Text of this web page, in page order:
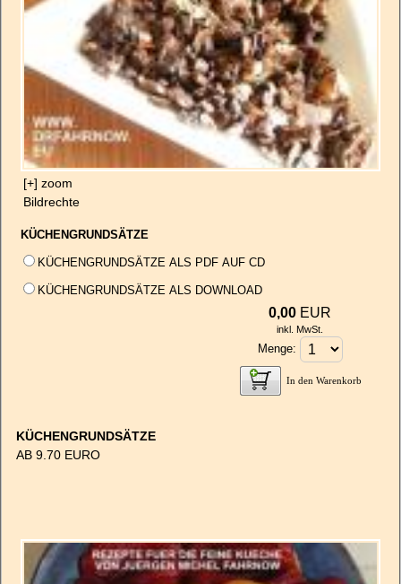
[+] zoom
Bildrechte
KÜCHENGRUNDSÄTZE
KÜCHENGRUNDSÄTZE ALS PDF AUF CD
KÜCHENGRUNDSÄTZE ALS DOWNLOAD
0,00 EUR
inkl. MwSt.
Menge:
In den Warenkorb
KÜCHENGRUNDSÄTZE
AB 9.70 EURO